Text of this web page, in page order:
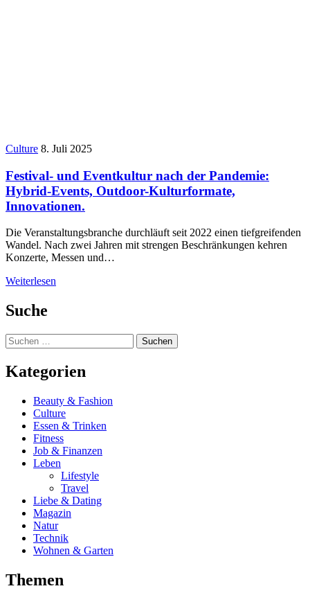
Culture 8. Juli 2025
Festival- und Eventkultur nach der Pandemie:
Hybrid-Events, Outdoor-Kulturformate,
Innovationen.
Die Veranstaltungsbranche durchläuft seit 2022 einen tiefgreifenden
Wandel. Nach zwei Jahren mit strengen Beschränkungen kehren
Konzerte, Messen und…
Weiterlesen
Suche
Suchen
nach:
Kategorien
Beauty & Fashion
Culture
Essen & Trinken
Fitness
Job & Finanzen
Leben
Lifestyle
Travel
Liebe & Dating
Magazin
Natur
Technik
Wohnen & Garten
Themen